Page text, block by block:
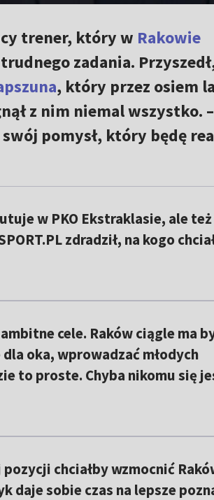
trener, który w Rakowie
zadania.
, który przez osiem
z nim niemal wszystko. –
pomysł, który będę
w PKO Ekstraklasie, ale
zdradził, na kogo
cele. Raków ciągle ma
oka, wprowadzać młodych
to proste. Chyba nikomu się
chciałby wzmocnić
daje sobie czas na lepsze